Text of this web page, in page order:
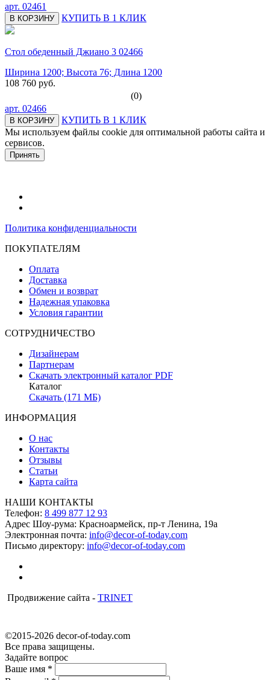
арт. 02461
В КОРЗИНУ КУПИТЬ В 1 КЛИК
Стол обеденный Джиано 3 02466
Ширина 1200; Высота 76; Длина 1200
108 760 руб.
(0)
арт. 02466
В КОРЗИНУ
КУПИТЬ В 1 КЛИК
Мы используем файлы cookie для оптимальной работы сайта и
сервисов.
Принять
Политика конфиденциальности
ПОКУПАТЕЛЯМ
Оплата
Доставка
Обмен и возврат
Надежная упаковка
Условия гарантии
СОТРУДНИЧЕСТВО
Дизайнерам
Партнерам
Скачать электронный каталог PDF
Каталог
Скачать (171 МБ)
ИНФОРМАЦИЯ
О нас
Контакты
Отзывы
Статьи
Карта сайта
НАШИ КОНТАКТЫ
Телефон: 8 499 877 12 93
Адрес Шоу-рума: Красноармейск, пр-т Ленина, 19а
Электронная почта: info@decor-of-today.com
Письмо директору: info@decor-of-today.com
Продвижение сайта - TRINET
©2015-2026 decor-of-today.com
Все права защищены.
Задайте вопрос
Ваше имя *